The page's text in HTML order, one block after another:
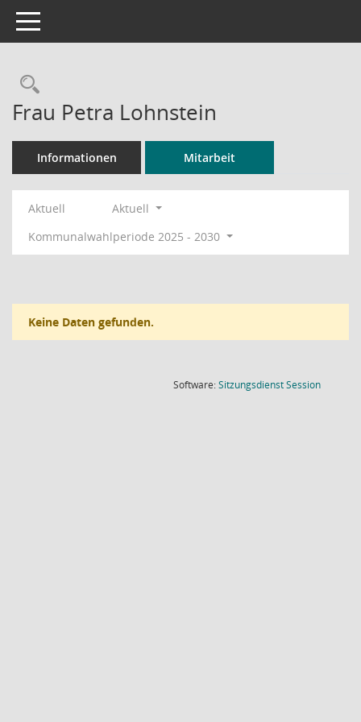
Toggle navigation
Rechercheauswahl
Frau Petra Lohnstein
Informationen Mitarbeit
Aktuell
Aktuell
Kommunalwahlperiode 2025 - 2030
Keine Daten gefunden.
Software:SitzungsdienstSession(Wird in